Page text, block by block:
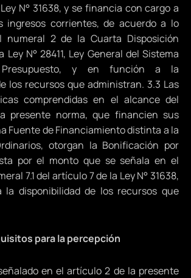
N° 31638, y se financia con cargo a
ingresos corrientes, de acuerdo a lo
numeral 2 de la Cuarta Disposición
N° 28411, Ley General del Sistema
y en función a la
los recursos que administran. 3.3 Las
comprendidas en el alcance del
presente norma, que financien sus
Fuente de Financiamiento distinta a la
otorgan la Bonificación por
por el monto que se señala en el
7.1 del artículo 7 de la Ley N° 31638,
disponibilidad de los recursos que
para la percepción
en el artículo 2 de la presente